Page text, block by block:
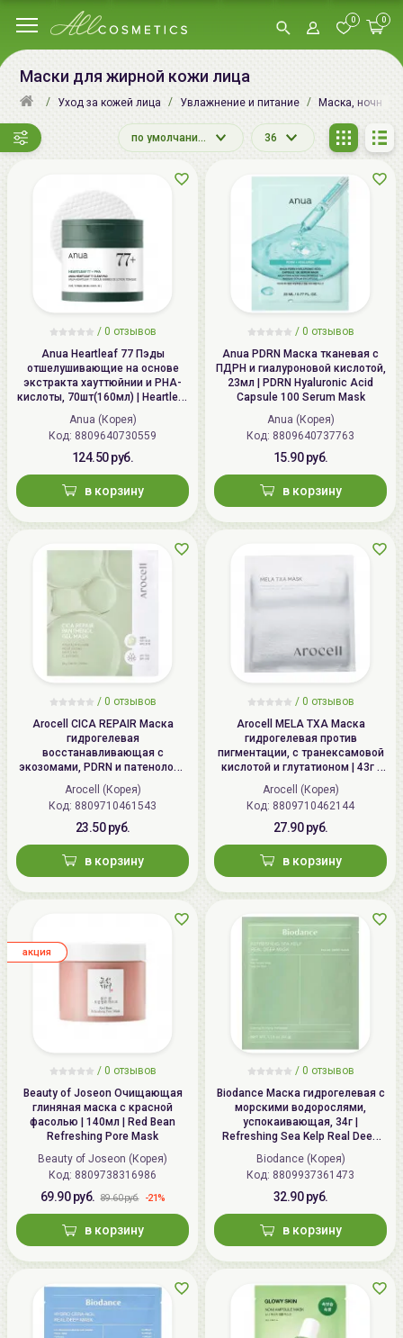
0 0
Маски для жирной кожи лица
Уход за кожей лица Увлажнение и питание Маска, ночная
по умолчанию 36
/ 0 отзывов
Anua Heartleaf 77 Пэды
отшелушивающие на основе
экстракта хауттюйнии и PHA-
кислоты, 70шт(160мл) | Heartleaf
77 Clear Pad
Anua (Корея)
Код: 8809640730559
124.50 руб.
в корзину
/ 0 отзывов
Anua PDRN Маска тканевая с
ПДРН и гиалуроновой кислотой,
23мл | PDRN Hyaluronic Acid
Capsule 100 Serum Mask
Anua (Корея)
Код: 8809640737763
15.90 руб.
в корзину
/ 0 отзывов
Arocell CICA REPAIR Маска
гидрогелевая
восстанавливающая с
экозомами, PDRN и патенолом |
25г | CICA REPAIR Panthenol Gel
Mask
Arocell (Корея)
Код: 8809710461543
23.50 руб.
в корзину
/ 0 отзывов
Arocell MELA TXA Маска
гидрогелевая против
пигментации, с транексамовой
кислотой и глутатионом | 43г |
MELA TXA Mask
Arocell (Корея)
Код: 8809710462144
27.90 руб.
в корзину
/ 0 отзывов
Beauty of Joseon Очищающая
глиняная маска с красной
фасолью | 140мл | Red Bean
Refreshing Pore Mask
Beauty of Joseon (Корея)
Код: 8809738316986
69.90 руб. 89.60 руб. -21%
в корзину
aкция
/ 0 отзывов
Biodance Маска гидрогелевая с
морскими водорослями,
успокаивающая, 34г |
Refreshing Sea Kelp Real Deep
Mask
Biodance (Корея)
Код: 8809937361473
32.90 руб.
в корзину